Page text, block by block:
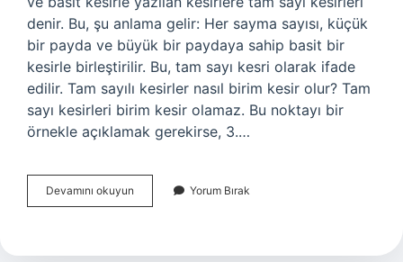
denir. Bu, şu anlama gelir: Her sayma sayısı, küçük
bir payda ve büyük bir paydaya sahip basit bir
kesirle birleştirilir. Bu, tam sayı kesri olarak ifade
edilir. Tam sayılı kesirler nasıl birim kesir olur? Tam
sayı kesirleri birim kesir olamaz. Bu noktayı bir
örnekle açıklamak gerekirse, 3.…
Devamını okuyun
Kesir
Kesre
Yorum Bırak